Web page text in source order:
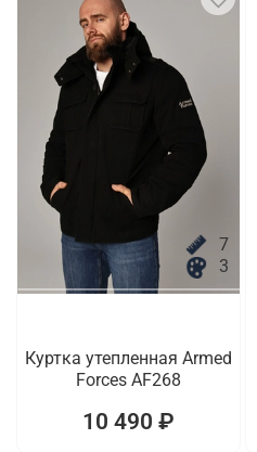
7
3
Куртка утепленная Armed
Forces AF268
10 490 ₽